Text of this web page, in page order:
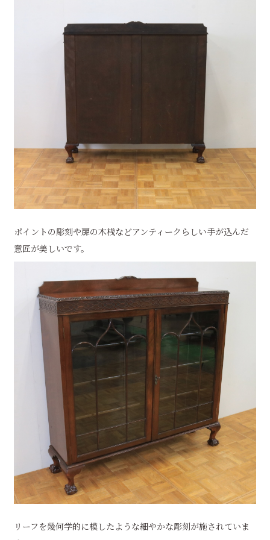
ポイントの彫刻や扉の木桟などアンティークらしい手が込んだ
意匠が美しいです。
リーフを幾何学的に模したような細やかな彫刻が施されていま